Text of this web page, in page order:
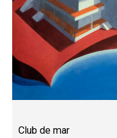
Club de mar